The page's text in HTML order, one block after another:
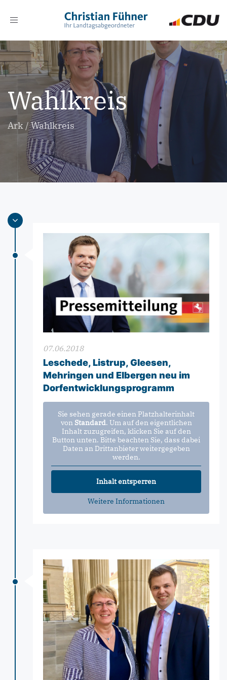
Toggle
Wahlkreis
Ark /Wahlkreis
07.06.2018
Leschede, Listrup, Gleesen,
Mehringen und Elbergen neu im
Dorfentwicklungsprogramm
Sie sehen gerade einen Platzhalterinhalt
von Standard. Um auf den eigentlichen
Inhalt zuzugreifen, klicken Sie auf den
Button unten. Bitte beachten Sie, dass dabei
Daten an Drittanbieter weitergegeben
werden.
Inhalt entsperren
Weitere Informationen